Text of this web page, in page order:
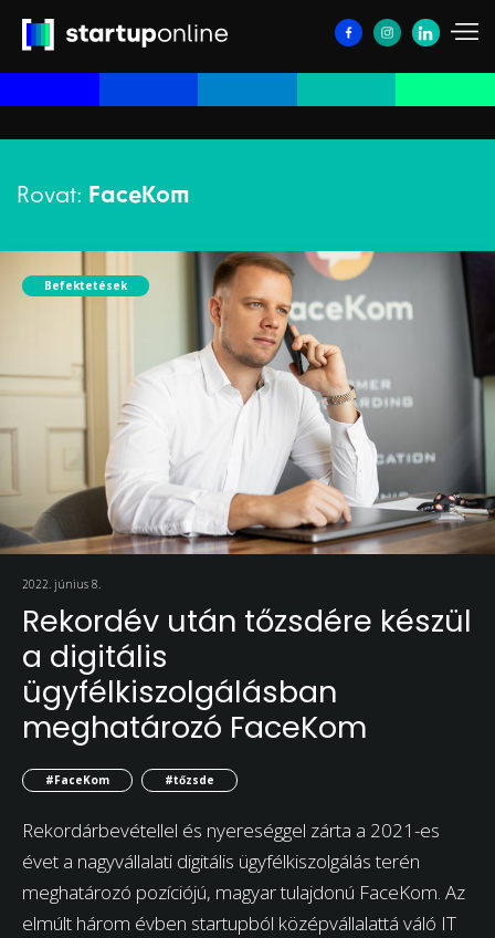
Rovat: FaceKom
Befektetések
2022. június 8.
Rekordév után tőzsdére készül
a digitális
ügyfélkiszolgálásban
meghatározó FaceKom
#FaceKom #tőzsde
Rekordárbevétellel és nyereséggel zárta a 2021-es
évet a nagyvállalati digitális ügyfélkiszolgálás terén
meghatározó pozíciójú, magyar tulajdonú FaceKom. Az
elmúlt három évben startupból középvállalattá váló IT